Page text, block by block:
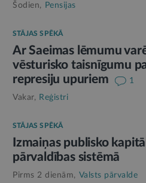
Šodien, Pensijas
STĀJAS SPĒKĀ
Ar Saeimas lēmumu
vēsturisko taisnīgumu
represiju upuriem
1
Vakar, Reģistri
STĀJAS SPĒKĀ
Izmaiņas publisko
pārvaldības sistēmā
Pirms 2 dienām, Valsts pārvalde